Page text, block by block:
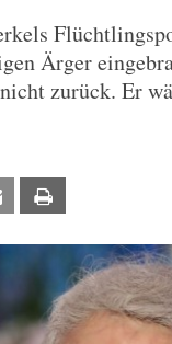
Ärger
zurück. Er
Email